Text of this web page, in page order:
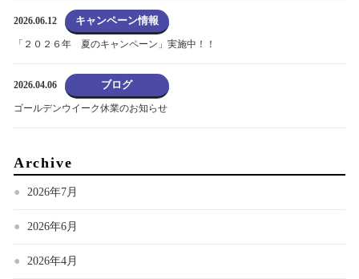
2026.06.12 キャンペーン情報
「２０２６年 夏のキャンペーン」実施中！！
2026.04.06 ブログ
ゴールデンウイーク休業のお知らせ
Archive
2026年7月
2026年6月
2026年4月